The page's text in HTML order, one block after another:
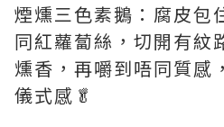
煙燻三色素鵝：腐皮包
同紅蘿蔔絲，切開有紋
燻香，再嚼到唔同質感
儀式感🥬